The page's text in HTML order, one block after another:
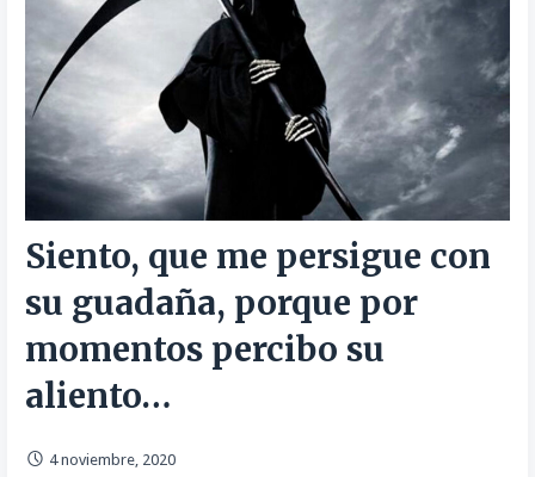
Siento, que me persigue con
su guadaña, porque por
momentos percibo su
aliento…
4 noviembre, 2020